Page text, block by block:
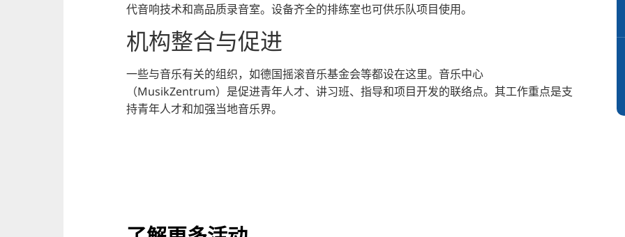
代音响技术和高品质录音室。设备齐全的排练室也可供乐队项目使用。
机构整合与促进
一些与音乐有关的组织，如德国摇滚音乐基金会等都设在这里。音乐中心
（MusikZentrum）是促进青年人才、讲习班、指导和项目开发的联络点。其工作重点是支
持青年人才和加强当地音乐界。